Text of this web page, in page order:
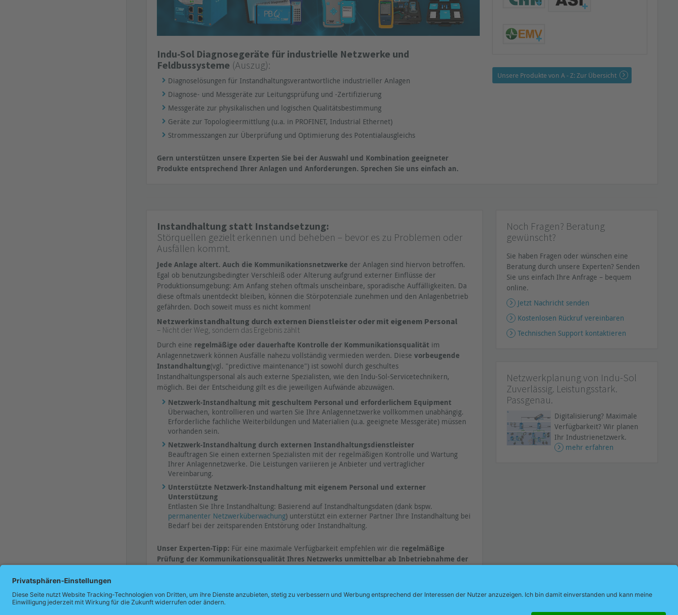
Indu-Sol Diagnosegeräte für industrielle Netzwerke und
Feldbussysteme (Auszug):
Diagnoselösungen für Instandhaltungsverantwortliche industrieller Anlagen
Diagnose- und Messgeräte zur Leitungsprüfung und -Zertifizierung
Messgeräte zur physikalischen und logischen Qualitätsbestimmung
Geräte zur Topologieermittlung (u.a. in PROFINET, Industrial Ethernet)
Strommesszangen zur Überprüfung und Optimierung des Potentialausgleichs
Gern unterstützen unsere Experten Sie bei der Auswahl und Kombination geeigneter
Produkte entsprechend Ihrer Anlagen und Anforderungen. Sprechen Sie uns einfach an.
Unsere Produkte von A - Z: Zur Übersicht
Instandhaltung statt Instandsetzung:
Störquellen gezielt erkennen und beheben – bevor es zu Problemen oder
Ausfällen kommt.
Jede Anlage altert. Auch die Kommunikationsnetzwerke der Anlagen sind hiervon betroffen.
Egal ob benutzungsbedingter Verschleiß oder Alterung aufgrund externer Einflüsse der
Produktionsumgebung: Am Anfang stehen oftmals unscheinbare, sporadische Auffälligkeiten. Da
diese oftmals unentdeckt bleiben, können die Störpotenziale zunehmen und den Anlagenbetrieb
gefährden. Doch soweit muss es nicht kommen!
Netzwerkinstandhaltung durch externen Dienstleister oder mit eigenem Personal
– Nicht der Weg, sondern das Ergebnis zählt
Durch eine regelmäßige oder dauerhafte Kontrolle der Kommunikationsqualität im
Anlagennetzwerk können Ausfälle nahezu vollständig vermieden werden. Diesevorbeugende
Instandhaltung(vgl. "predictive maintenance") ist sowohl durch geschultes
Instandhaltungspersonal als auch externe Spezialisten, wie den Indu-Sol-Servicetechnikern,
möglich. Bei der Entscheidung gilt es die jeweiligen Aufwände abzuwägen.
Netzwerk-Instandhaltung mit geschultem Personal und erforderlichem Equipment
Überwachen, kontrollieren und warten Sie Ihre Anlagennetzwerke vollkommen unabhängig.
Erforderliche fachliche Weiterbildungen und Materialien (u.a. geeignete Messgeräte) müssen
vorhanden sein.
Netzwerk-Instandhaltung durch externen Instandhaltungsdienstleister
Beauftragen Sie einen externen Spezialisten mit der regelmäßigen Kontrolle und Wartung
Ihrer Anlagennetzwerke. Die Leistungen variieren je Anbieter und vertraglicher
Vereinbarung.
Unterstützte Netzwerk-Instandhaltung mit eigenem Personal und externer
Unterstützung
Entlasten Sie Ihre Instandhaltung: Basierend auf Instandhaltungsdaten (dank bspw.
permanenter Netzwerküberwachung) unterstützt ein externer Partner Ihre Instandhaltung bei
Bedarf bei der zeitsparenden Entstörung oder Instandhaltung.
Unser Experten-Tipp: Für eine maximale Verfügbarkeit empfehlen wir die regelmäßige
Prüfung der Kommunikationsqualität Ihres Netzwerks unmittelbar ab Inbetriebnahme der
Noch Fragen? Beratung
gewünscht?
Sie haben Fragen oder wünschen eine
Beratung durch unsere Experten? Senden
Sie uns einfach Ihre Anfrage – bequem
online.
Jetzt Nachricht senden
Kostenlosen Rückruf vereinbaren
Technischen Support kontaktieren
Netzwerkplanung von Indu-Sol
Zuverlässig. Leistungsstark.
Passgenau.
Digitalisierung? Maximale
Verfügbarkeit? Wir planen
Ihr Industrienetzwerk.
mehr erfahren